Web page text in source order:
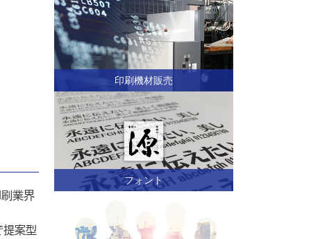
業界
案型
印刷機材販売
フォント